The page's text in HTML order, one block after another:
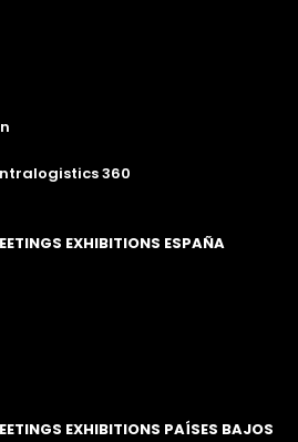
360
EXHIBITIONS ESPAÑA
EXHIBITIONS PAÍSES BAJOS